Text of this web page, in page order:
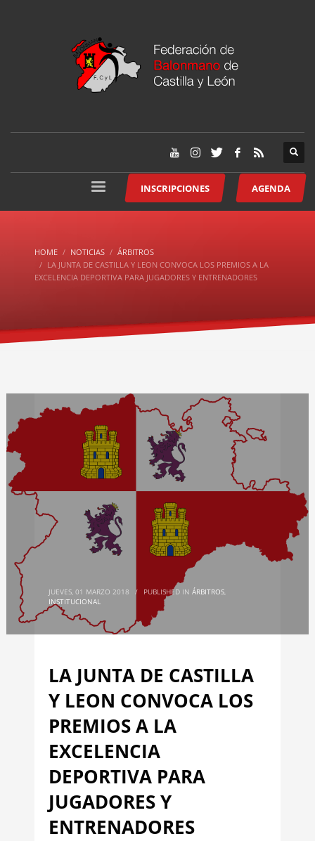
INSCRIPCIONES AGENDA
HOME NOTICIAS
ÁRBITROS
LA JUNTA DE CASTILLA Y LEON CONVOCA LOS PREMIOS A LA
EXCELENCIA DEPORTIVA PARA JUGADORES Y ENTRENADORES
JUEVES, 01 MARZO 2018 / PUBLISHED IN ÁRBITROS,
INSTITUCIONAL
LA JUNTA DE CASTILLA
Y LEON CONVOCA LOS
PREMIOS A LA
EXCELENCIA
DEPORTIVA PARA
JUGADORES Y
ENTRENADORES